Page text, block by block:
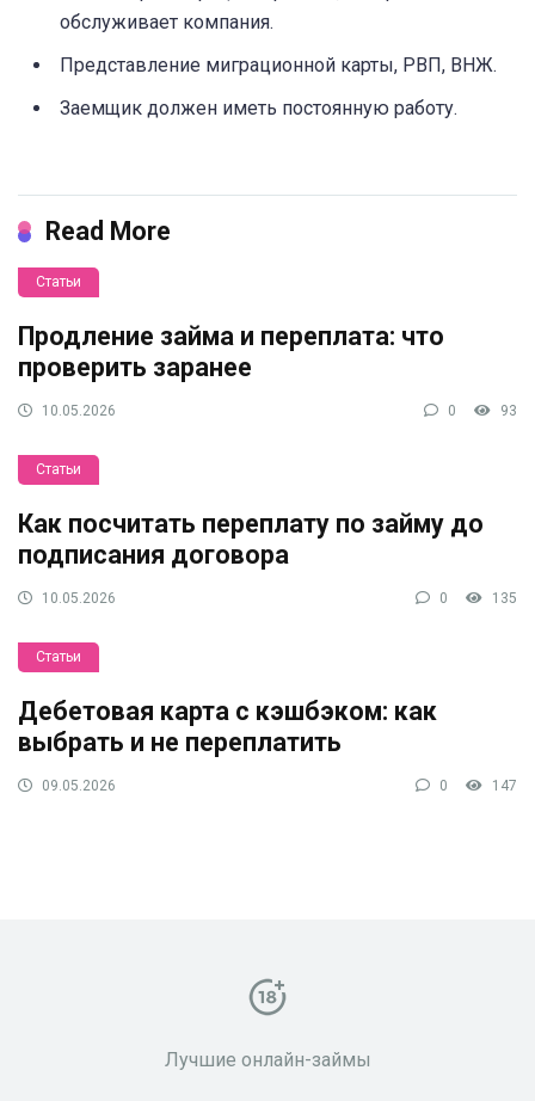
обслуживает компания.
Представление миграционной карты, РВП, ВНЖ.
Заемщик должен иметь постоянную работу.
Read More
Статьи
Продление займа и переплата: что
проверить заранее
10.05.2026 0 93
Статьи
Как посчитать переплату по займу до
подписания договора
10.05.2026 0 135
Статьи
Дебетовая карта с кэшбэком: как
выбрать и не переплатить
09.05.2026 0 147
Лучшие онлайн-займы